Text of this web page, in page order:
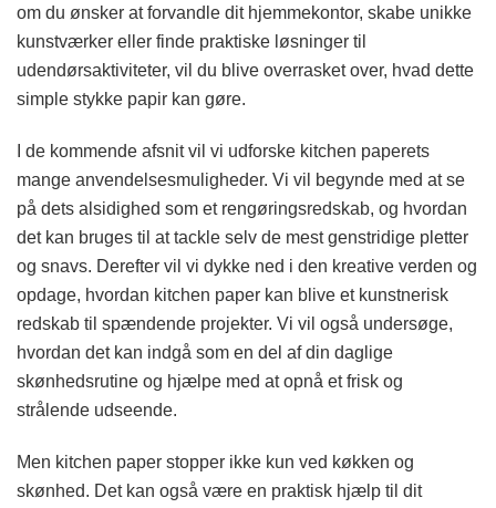
om du ønsker at forvandle dit hjemmekontor, skabe unikke
kunstværker eller finde praktiske løsninger til
udendørsaktiviteter, vil du blive overrasket over, hvad dette
simple stykke papir kan gøre.
I de kommende afsnit vil vi udforske kitchen paperets
mange anvendelsesmuligheder. Vi vil begynde med at se
på dets alsidighed som et rengøringsredskab, og hvordan
det kan bruges til at tackle selv de mest genstridige pletter
og snavs. Derefter vil vi dykke ned i den kreative verden og
opdage, hvordan kitchen paper kan blive et kunstnerisk
redskab til spændende projekter. Vi vil også undersøge,
hvordan det kan indgå som en del af din daglige
skønhedsrutine og hjælpe med at opnå et frisk og
strålende udseende.
Men kitchen paper stopper ikke kun ved køkken og
skønhed. Det kan også være en praktisk hjælp til dit